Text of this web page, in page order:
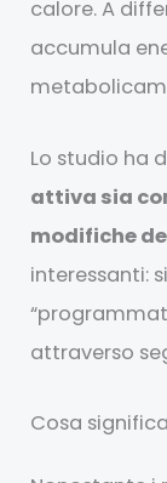
calore. A
accumula
Lo studio ha
attiva sia
modifiche
interessanti:
attraverso
Cosa